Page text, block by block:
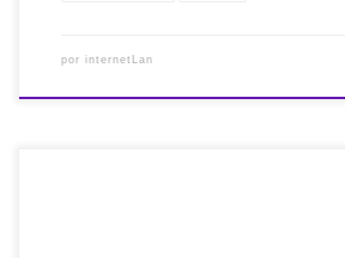
por internetLan